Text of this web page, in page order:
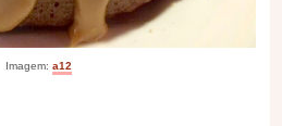
Imagem: a12